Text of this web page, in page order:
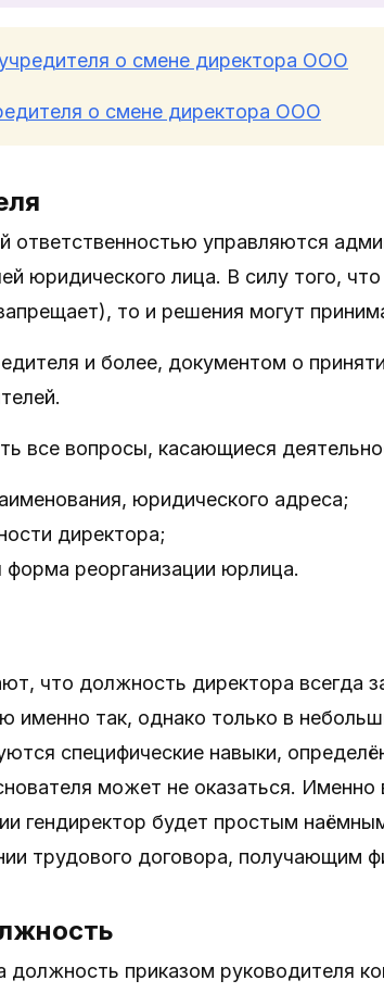
о смене директора ООО
о смене директора ООО
ответственностью управляются
юридического лица. В силу того,
то и решения могут
и более, документом о
все вопросы, касающиеся
юридического адреса;
директора;
форма реорганизации юрлица.
что должность директора всегда
именно так, однако только в
специфические навыки,
может не оказаться. Именно
гендиректор будет простым
трудового договора, получающим
должность приказом руководителя